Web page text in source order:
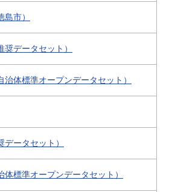
市）
データセット）
体標準オープンデータセット）
ータセット）
標準オープンデータセット）